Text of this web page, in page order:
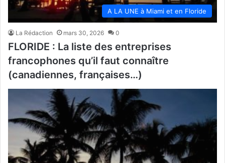
A LA UNE à Miami et en Floride
La Rédaction mars 30, 2026 0
FLORIDE : La liste des entreprises
francophones qu’il faut connaître
(canadiennes, françaises…)